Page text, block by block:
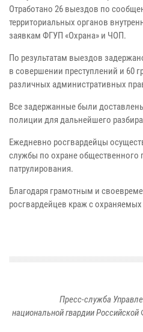
Отработано 26 выездов по
территориальных органов
заявкам ФГУП «Охрана» и ЧОП.
По результатам выездов
в совершении преступлений и 60
различных административных
Все задержанные были
полиции для дальнейшего
Ежедневно росгвардейцы
службы по охране общественного
патрулирования.
Благодаря грамотным и
росгвардейцев краж с
Пресс-служба
национальной гвардии